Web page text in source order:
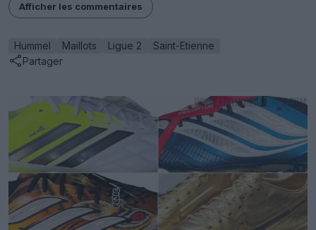
Afficher les commentaires
Hummel Maillots Ligue 2
Saint-Etienne
Partager